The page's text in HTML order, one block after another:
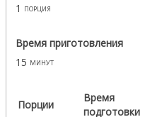
1 порция
Время приготовления
15 минут
Порции
Время
подготовки